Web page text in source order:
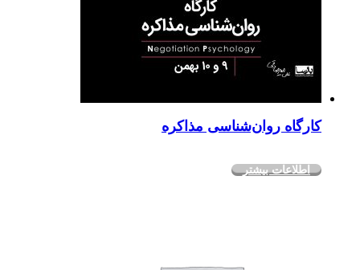
کارگاه روان‌شناسی مذاکره
اطلاعات بیشتر